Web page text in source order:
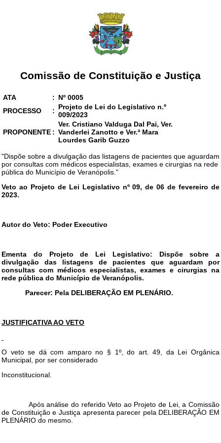
Comissão de Constituição e Justiça
ATA : Nº 0005
PROCESSO
: Projeto de Lei do Legislativo n.º
009/2023
PROPONENTE :
Ver. Cristiano Valduga Dal Pai, Ver.
Vanderlei Zanotto e Ver.ª Mara
Lourdes Garib Guzzo
"Dispõe sobre a divulgação das listagens de pacientes que aguardam
por consultas com médicos especialistas, exames e cirurgias na rede
pública do Município de Veranópolis."
Veto ao Projeto de Lei Legislativo nº 09, de 06 de fevereiro de
2023.
Autor do Veto: Poder Executivo
Ementa do Projeto de Lei Legislativo: Dispõe sobre a
divulgação das listagens de pacientes que aguardam por
consultas com médicos especialistas, exames e cirurgias na
rede pública do Município de Veranópolis.
Parecer: Pela DELIBERAÇÃO EM PLENÁRIO.
JUSTIFICATIVA AO VETO
O veto se dá com amparo no § 1º, do art. 49, da Lei Orgânica
Municipal, por ser considerado
Inconstitucional.
Após análise do referido Veto ao Projeto de Lei, a Comissão
de Constituição e Justiça apresenta parecer pela DELIBERAÇÃO EM
PLENÁRIO do mesmo.